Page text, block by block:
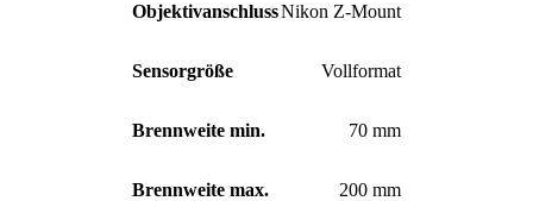
ObjektivanschlussNikon Z-Mount
Sensorgröße Vollformat
Brennweite min. 70 mm
Brennweite max. 200 mm